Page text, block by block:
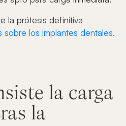
la prótesis definitiva
sobre los implantes dentales.
la carga
la